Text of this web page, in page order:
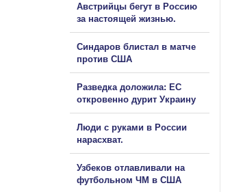
Австрийцы бегут в Россию
за настоящей жизнью.
Синдаров блистал в матче
против США
Разведка доложила: ЕС
откровенно дурит Украину
Люди с руками в России
нарасхват.
Узбеков отлавливали на
футбольном ЧМ в США